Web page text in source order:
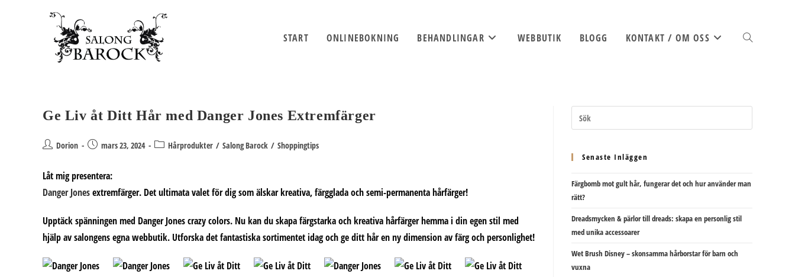
START ONLINEBOKNING BEHANDLINGAR WEBBUTIK BLOGG KONTAKT / OM OSS SLÅ
Ge Liv åt Ditt Hår med Danger Jones Extremfärger
Inläggsförfattare:
Dorion
Inläggetmars 23, 2024 Inläggskategori:
Hårprodukter / Salong Barock / Shoppingtips
Låt mig presentera:
Danger Jonesextremfärger. Det ultimata valet för dig som älskar kreativa, färgglada och semi-permanenta hårfärger!
Upptäck spänningen med Danger Jones crazy colors. Nu kan du skapa färgstarka och kreativa hårfärger hemma i din egen stil med
hjälp av salongens egna webbutik. Utforska det fantastiska sortimentet idag och ge ditt hår en ny dimension av färg och personlighet!
Senaste Inläggen
Färgbomb mot gult hår, fungerar det och hur använder man
rätt?
Dreadsmycken & pärlor till dreads: skapa en personlig stil
med unika accessoarer
Wet Brush Disney – skonsamma hårborstar för barn och
vuxna